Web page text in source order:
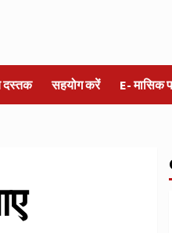
दस्तक सहयोग करें E- मासिक